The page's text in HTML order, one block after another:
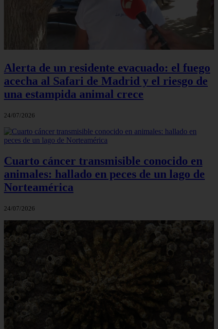
Alerta de un residente evacuado: el fuego
acecha al Safari de Madrid y el riesgo de
una estampida animal crece
24/07/2026
Cuarto cáncer transmisible conocido en
animales: hallado en peces de un lago de
Norteamérica
24/07/2026